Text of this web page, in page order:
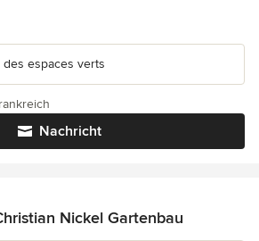
espaces verts
Nachricht
Nickel Gartenbau